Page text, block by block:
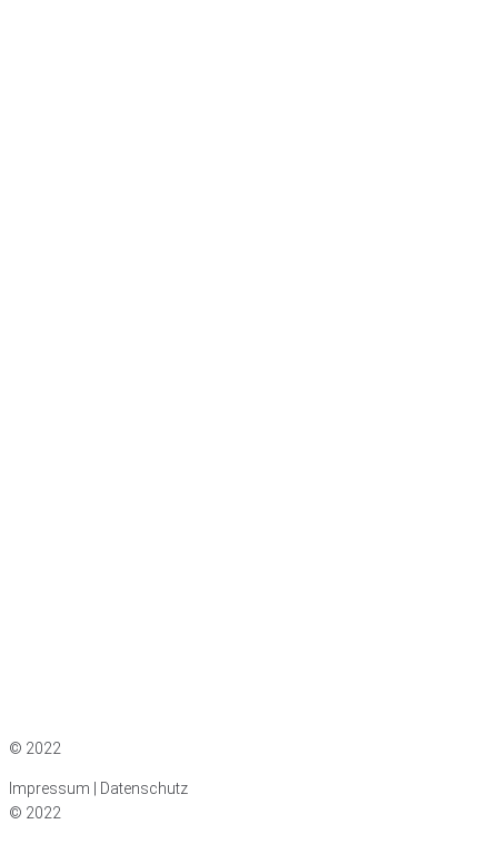
© 2022
Impressum | Datenschutz
© 2022